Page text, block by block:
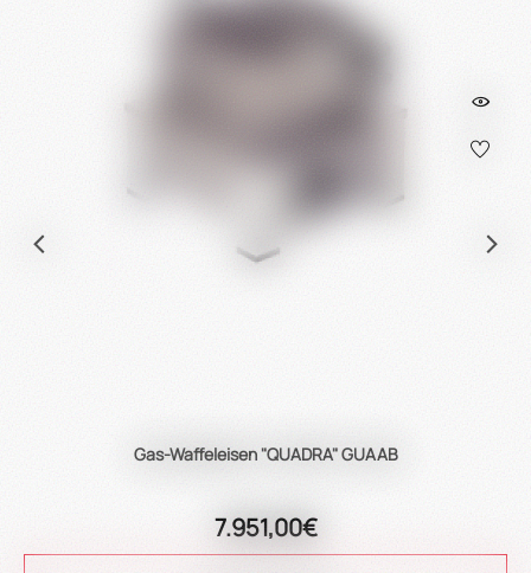
Gas-Waffeleisen "QUADRA" GUAAB
7.951,00€